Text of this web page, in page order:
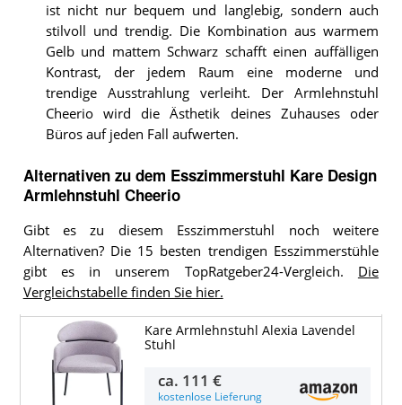
ist nicht nur bequem und langlebig, sondern auch
stilvoll und trendig. Die Kombination aus warmem
Gelb und mattem Schwarz schafft einen auffälligen
Kontrast, der jedem Raum eine moderne und
trendige Ausstrahlung verleiht. Der Armlehnstuhl
Cheerio wird die Ästhetik deines Zuhauses oder
Büros auf jeden Fall aufwerten.
Alternativen zu dem Esszimmerstuhl Kare Design
Armlehnstuhl Cheerio
Gibt es zu diesem Esszimmerstuhl noch weitere
Alternativen? Die 15 besten trendigen Esszimmerstühle
gibt es in unserem TopRatgeber24-Vergleich. Die
Vergleichstabelle finden Sie hier.
Kare Armlehnstuhl Alexia Lavendel
Stuhl
ca. 111 €
kostenlose Lieferung